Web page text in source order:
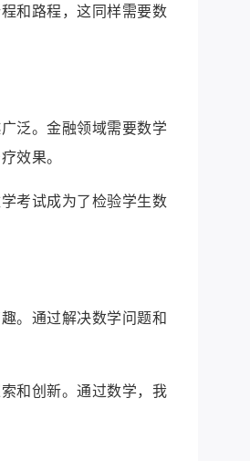
和路程，这同样需要数
泛。金融领域需要数学
效果。
考试成为了检验学生数
。通过解决数学问题和
和创新。通过数学，我